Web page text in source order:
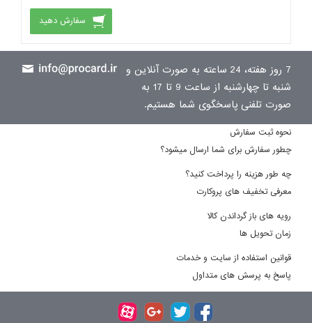
سفارش دهید
7 روز هفته، 24 ساعته به صورت آنلاین و
شنبه تا چهارشنبه از ساعت 9 تا 17 به
صورت تلفنی پاسخگوی شما هستیم.
نحوه ثبت سفارش
چطور سفارش برای شما ارسال میشود؟
چه طور هزینه را پرداخت کنید؟
معرفی تخفیف های پروکارت
رویه های باز گرداندن کالا
زمان تحویل ها
قوانین استفاده از سایت و خدمات
پاسخ به پرسش های متداول